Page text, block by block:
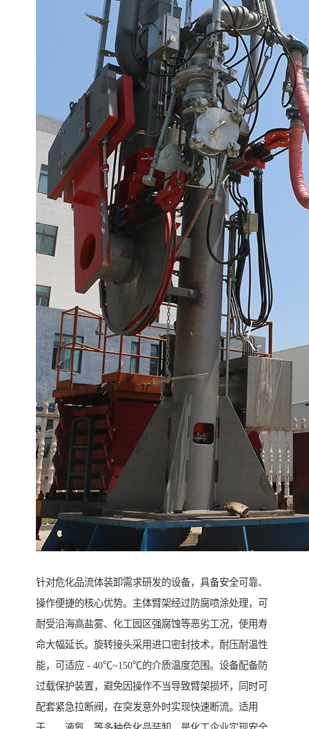
针对危化品流体装卸需求研发的设备，具备安全可靠、
操作便捷的核心优势。主体臂架经过防腐喷涂处理，可
耐受沿海高盐雾、化工园区强腐蚀等恶劣工况，使用寿
命大幅延长。旋转接头采用进口密封技术，耐压耐温性
能，可适应 - 40℃~150℃的介质温度范围。设备配备防
过载保护装置，避免因操作不当导致臂架损坏，同时可
配套紧急拉断阀，在突发意外时实现快速断流。适用